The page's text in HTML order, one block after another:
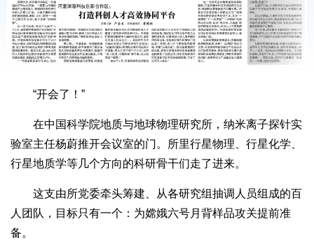
“开会了！”
在中国科学院地质与地球物理研究所，纳米离子探针实
验室主任杨蔚推开会议室的门。所里行星物理、行星化学、
行星地质学等几个方向的科研骨干们走了进来。
这支由所党委牵头筹建、从各研究组抽调人员组成的百
人团队，目标只有一个：为嫦娥六号月背样品攻关提前准
备。